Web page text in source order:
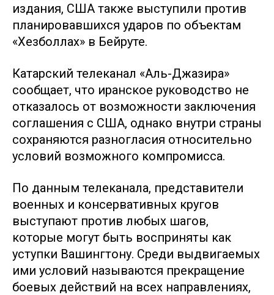
издания, США также выступили против
планировавшихся ударов по объектам
«Хезболлах» в Бейруте.
Катарский телеканал «Аль-Джазира»
сообщает, что иранское руководство не
отказалось от возможности заключения
соглашения с США, однако внутри страны
сохраняются разногласия относительно
условий возможного компромисса.
По данным телеканала, представители
военных и консервативных кругов
выступают против любых шагов,
которые могут быть восприняты как
уступки Вашингтону. Среди выдвигаемых
ими условий называются прекращение
боевых действий на всех направлениях,